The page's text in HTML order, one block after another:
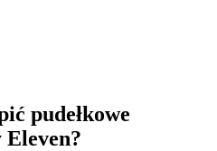
pudełkowe